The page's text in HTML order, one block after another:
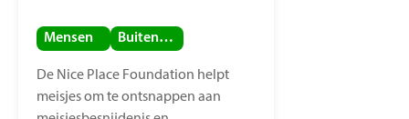
Mensen Buitenland
De Nice Place Foundation helpt
meisjes om te ontsnappen aan